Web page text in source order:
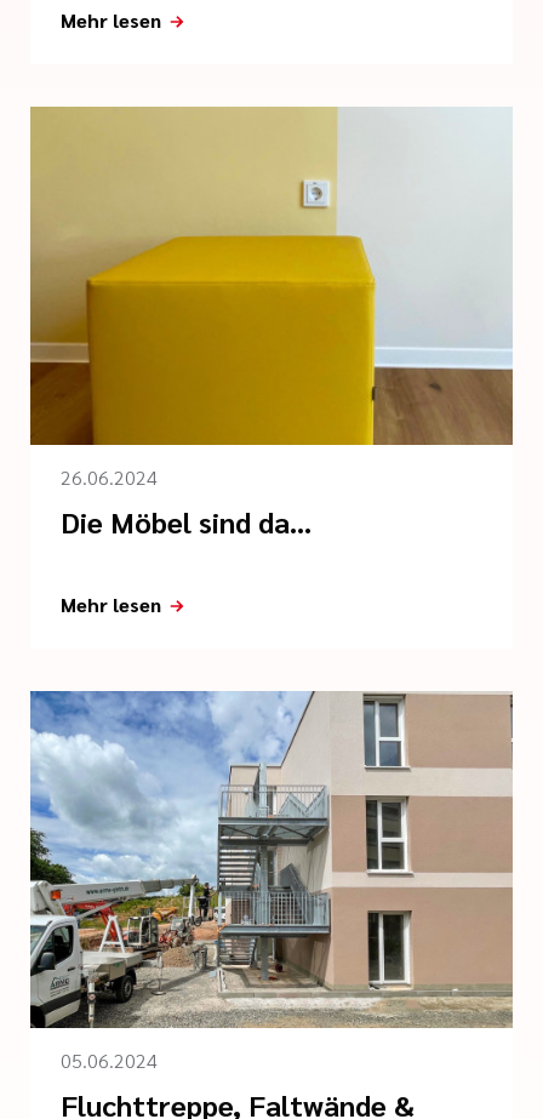
Mehr lesen
26.06.2024
Die Möbel sind da...
Mehr lesen
05.06.2024
Fluchttreppe, Faltwände &